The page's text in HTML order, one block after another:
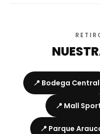
📍 Bodega Central
📍 Mall
📍 Parque